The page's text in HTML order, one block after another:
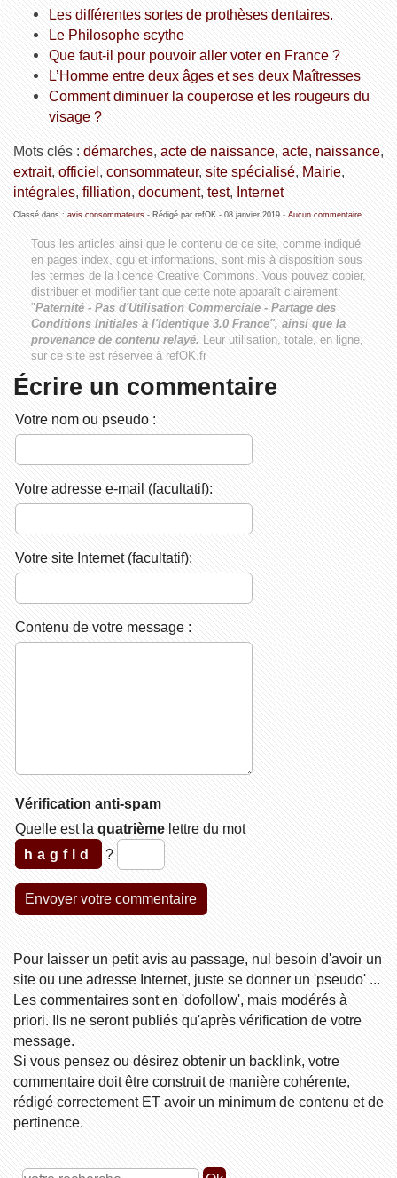
Les différentes sortes de prothèses dentaires.
Le Philosophe scythe
Que faut-il pour pouvoir aller voter en France ?
L’Homme entre deux âges et ses deux Maîtresses
Comment diminuer la couperose et les rougeurs du
visage ?
Mots clés : démarches, acte de naissance, acte, naissance,
extrait, officiel, consommateur, site spécialisé, Mairie,
intégrales, filliation, document, test, Internet
Classé dans : avis consommateurs- Rédigé par refOK - 08 janvier 2019- Aucun commentaire
Tous les articles ainsi que le contenu de ce site, comme indiqué
en pages index, cgu et informations, sont mis à disposition sous
les termes de la licence Creative Commons. Vous pouvez copier,
distribuer et modifier tant que cette note apparaît clairement:
"Paternité - Pas d'Utilisation Commerciale - Partage des
Conditions Initiales à l'Identique 3.0 France", ainsi que la
provenance de contenu relayé. Leur utilisation, totale, en ligne,
sur ce site est réservée à refOK.fr
Écrire un commentaire
Votre nom ou pseudo :
Votre adresse e-mail (facultatif):
Votre site Internet (facultatif):
Contenu de votre message :
Vérification anti-spam
Quelle est la quatrièmelettre du mot
hagfld
?
Pour laisser un petit avis au passage, nul besoin d'avoir un
site ou une adresse Internet, juste se donner un 'pseudo' ...
Les commentaires sont en 'dofollow', mais modérés à
priori. Ils ne seront publiés qu'après vérification de votre
message.
Si vous pensez ou désirez obtenir un backlink, votre
commentaire doit être construit de manière cohérente,
rédigé correctement ET avoir un minimum de contenu et de
pertinence.